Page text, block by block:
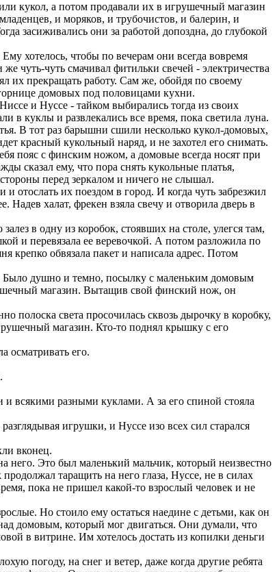
кукол, а потом продавали их в игрушечный магазин
и моряков, и трубочистов, и балерин, и
засиживались они за работой допоздна, до глубокой
хотелось, чтобы по вечерам они всегда вовремя
чуть-чуть смачивал фитильки свечей - электричества
их прекращать работу. Сам же, обойдя по своему
домовых под половицами кухни.
и Нуссе - тайком выбирались тогда из своих
в куклы и развлекались все время, пока светила луна.
В тот раз барышни сшили несколько кукол-домовых,
красный кукольный наряд, и не захотел его снимать.
пояс с финским ножом, а домовые всегда носят при
сказал ему, что пора снять кукольные платья,
перед зеркалом и ничего не слышал.
отослать их поездом в город. И когда чуть забрезжил
Надев халат, фрекен взяла свечу и отворила дверь в
в одну из коробок, стоявших на столе, улегся там,
и перевязала ее веревочкой. А потом разложила по
крепко обвязала пакет и написала адрес. Потом
Было душно и темно, посылку с маленьким домовым
магазин. Вытащив свой финский нож, он
полоска света просочилась сквозь дырочку в коробку,
магазин. Кто-то поднял крышку с его
осматривать его.
всякими разными куклами. А за его спиной стояла
игрушки, и Нуссе изо всех сил старался
вконец.
него. Это был маленький мальчик, который неизвестно
таращить на него глаза, Нуссе, не в силах
пока не пришел какой-то взрослый человек и не
Но стоило ему остаться наедине с детьми, как он
домовым, который мог двигаться. Они думали, что
в витрине. Им хотелось достать из копилки деньги
погоду, на снег и ветер, даже когда другие ребята